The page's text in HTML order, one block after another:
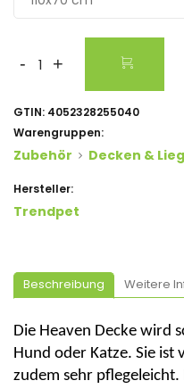
- +
GTIN: 4052328255040
Warengruppen:
Zubehör Decken &
Hersteller:
Trendpet
Beschreibung Weitere
Die Heaven Decke wird
Hund oder Katze. Sie ist
zudem sehr pflegeleicht.